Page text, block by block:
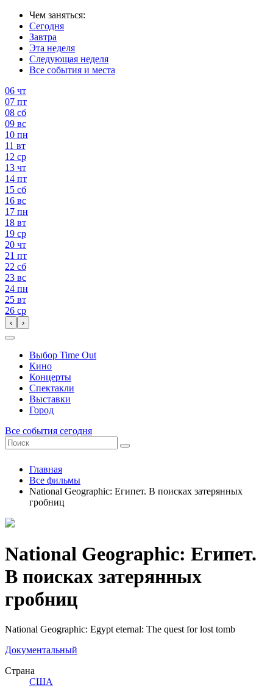
Чем заняться:
Сегодня
Завтра
Эта неделя
Следующая неделя
Все события и места
06 чт
07 пт
08 сб
09 вс
10 пн
11 вт
12 ср
13 чт
14 пт
15 сб
16 вс
17 пн
18 вт
19 ср
20 чт
21 пт
22 сб
23 вс
24 пн
25 вт
26 ср
‹ ›
Выбор Time Out
Кино
Концерты
Спектакли
Выставки
Город
Все события сегодня
Главная
Все фильмы
National Geographic: Египет. В поисках затерянных
гробниц
National Geographic: Египет.
В поисках затерянных
гробниц
National Geographic: Egypt eternal: The quest for lost tomb
Документальный
Страна
США